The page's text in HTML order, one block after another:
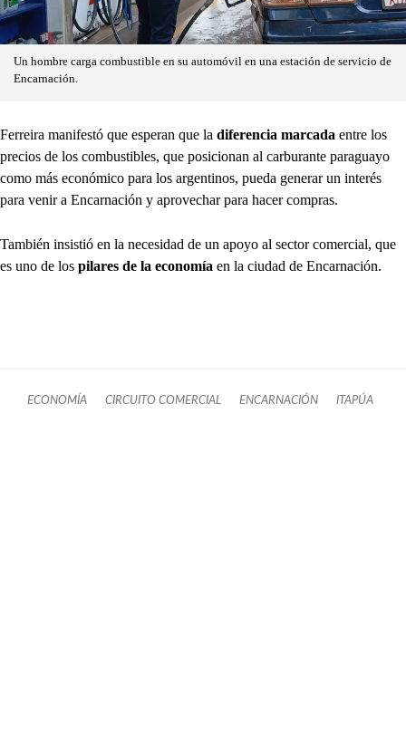
Un hombre carga combustible en su automóvil en una estación de servicio de
Encarnación.
Ferreira manifestó que esperan que la diferencia marcada entre los
precios de los combustibles, que posicionan al carburante paraguayo
como más económico para los argentinos, pueda generar un interés
para venir a Encarnación y aprovechar para hacer compras.
También insistió en la necesidad de un apoyo al sector comercial, que
es uno de los pilares de la economía en la ciudad de Encarnación.
ECONOMÍA CIRCUITO COMERCIAL ENCARNACIÓN ITAPÚA